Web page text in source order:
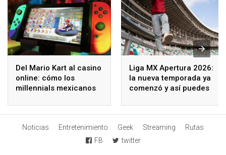
Del Mario Kart al casino
online: cómo los
millennials mexicanos
Liga MX Apertura 2026:
la nueva temporada ya
comenzó y así puedes
Noticias Entretenimiento Geek Streaming
Rutas
FB
twitter